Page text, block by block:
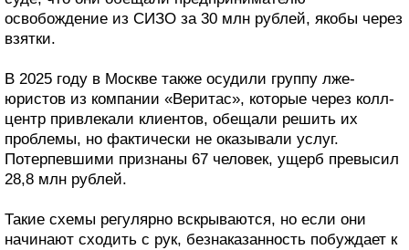
освобождение из СИЗО за 30 млн рублей, якобы через
взятки.
В 2025 году в Москве также осудили группу лже-
юристов из компании «Веритас», которые через колл-
центр привлекали клиентов, обещали решить их
проблемы, но фактически не оказывали услуг.
Потерпевшими признаны 67 человек, ущерб превысил
28,8 млн рублей.
Такие схемы регулярно вскрываются, но если они
начинают сходить с рук, безнаказанность побуждает к